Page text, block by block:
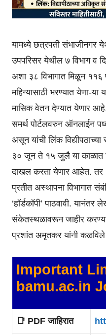
यामध्ये छत्रपती संभाजीनगर
उपपरिसर येथील ७ विभाग व
अशा ३८ विभागात मिळून
महिन्यासाठी भरण्यात येणा-
मासिक वेतन देण्यात येणार आहे.
समर्थ पोर्टलवरुन ऑनलाईन
असून यांची लिंक
३० जून ते १५ जुलै या काळात
दाखल करता येणार आहेत. तर
प्रतीत अस्थापना विभागात
‘हॉर्डकॉपी’ पाठवावी. यानंतर
संकेतस्थळावरून जाहीर
प्रशांत अमृतकर यांनी
Important
bamu.ac.in
📑 PDF जाहिरात